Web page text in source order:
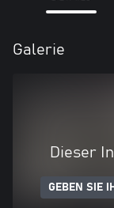
Galerie
Dieser
GEBEN SIE